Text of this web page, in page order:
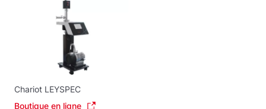
Chariot LEYSPEC
Boutique en ligne